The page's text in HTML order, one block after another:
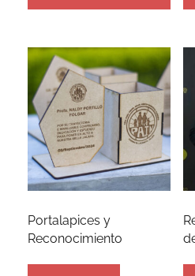
Portalapices y
Reconocimiento